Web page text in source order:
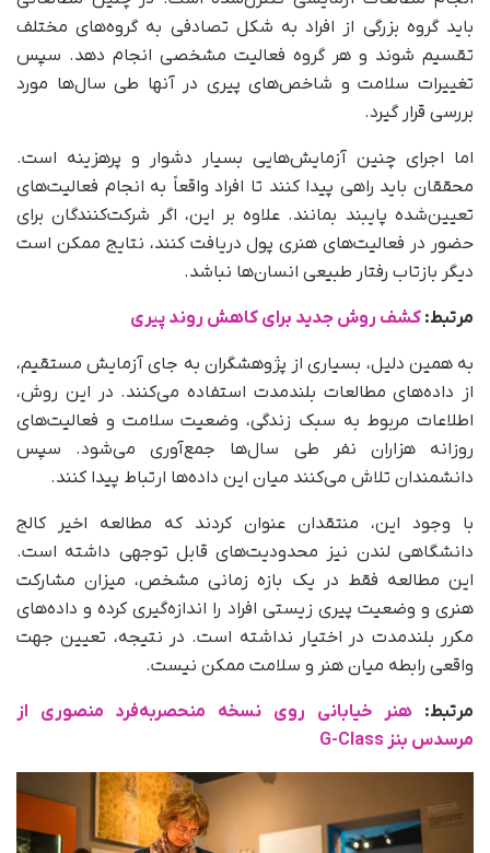
باید گروه بزرگی از افراد به شکل تصادفی به گروه‌های مختلف
تقسیم شوند و هر گروه فعالیت مشخصی انجام دهد. سپس
تغییرات سلامت و شاخص‌های پیری در آنها طی سال‌ها مورد
بررسی قرار گیرد.
اما اجرای چنین آزمایش‌هایی بسیار دشوار و پرهزینه است.
محققان باید راهی پیدا کنند تا افراد واقعاً به انجام فعالیت‌های
تعیین‌شده پایبند بمانند. علاوه بر این، اگر شرکت‌کنندگان برای
حضور در فعالیت‌های هنری پول دریافت کنند، نتایج ممکن است
دیگر بازتاب رفتار طبیعی انسان‌ها نباشد.
مرتبط: کشف روش جدید برای کاهش روند پیری
به همین دلیل، بسیاری از پژوهشگران به جای آزمایش مستقیم،
از داده‌های مطالعات بلندمدت استفاده می‌کنند. در این روش،
اطلاعات مربوط به سبک زندگی، وضعیت سلامت و فعالیت‌های
روزانه هزاران نفر طی سال‌ها جمع‌آوری می‌شود. سپس
دانشمندان تلاش می‌کنند میان این داده‌ها ارتباط پیدا کنند.
با وجود این، منتقدان عنوان کردند که مطالعه اخیر کالج
دانشگاهی لندن نیز محدودیت‌های قابل‌ توجهی داشته است.
این مطالعه فقط در یک بازه زمانی مشخص، میزان مشارکت
هنری و وضعیت پیری زیستی افراد را اندازه‌گیری کرده و داده‌های
مکرر بلندمدت در اختیار نداشته است. در نتیجه، تعیین جهت
واقعی رابطه میان هنر و سلامت ممکن نیست.
مرتبط: هنر خیابانی روی نسخه منحصربه‌فرد منصوری از
مرسدس بنز G-Class